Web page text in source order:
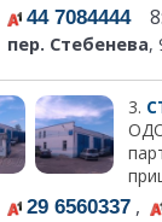
44 7084444
пер. Стебенева,
3.
29 6560337 ,